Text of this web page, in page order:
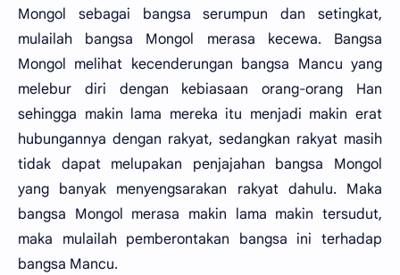
Mongol sebagai bangsa serumpun dan setingkat,
mulailah bangsa Mongol merasa kecewa. Bangsa
Mongol melihat kecenderungan bangsa Mancu yang
melebur diri dengan kebiasaan orang-orang Han
sehingga makin lama mereka itu menjadi makin erat
hubungannya dengan rakyat, sedangkan rakyat masih
tidak dapat melupakan penjajahan bangsa Mongol
yang banyak menyengsarakan rakyat dahulu. Maka
bangsa Mongol merasa makin lama makin tersudut,
maka mulailah pemberontakan bangsa ini terhadap
bangsa Mancu.